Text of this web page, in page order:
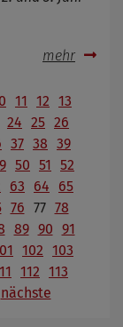
mehr
11 12 13
24 25 26
37 38 39
50 51
52
63 64
65
76 77 78
89 90 91
102 103
112 113
nächste